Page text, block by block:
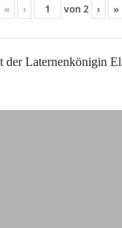
« ‹ von 2 › »
der Laternenkönigin